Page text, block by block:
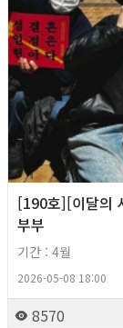
[190호][이달의
부부
기간 : 4월
2026-05-08 18:00
8570